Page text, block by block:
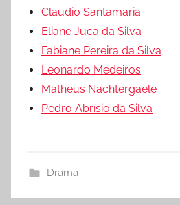
Claudio Santamaria
Eliane Juca da Silva
Fabiane Pereira da Silva
Leonardo Medeiros
Matheus Nachtergaele
Pedro Abrísio da Silva
Drama